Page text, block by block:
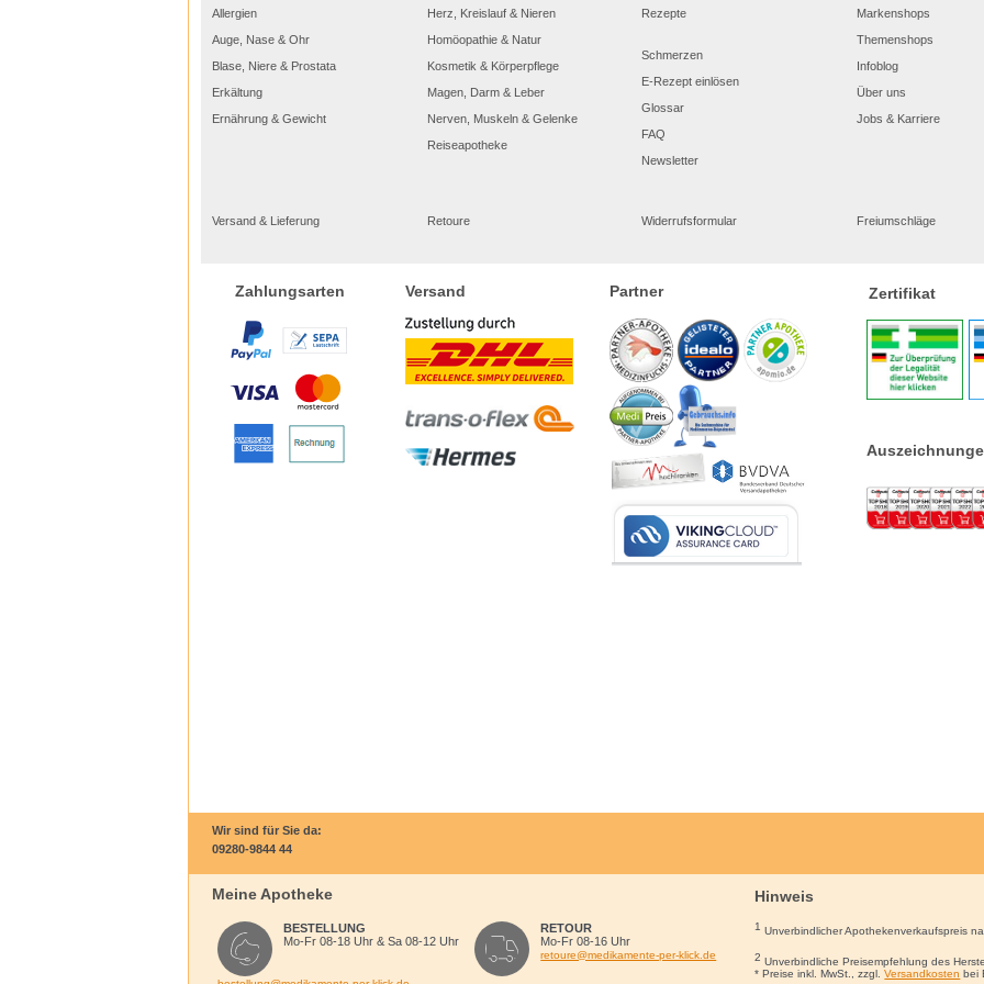
Allergien
Auge, Nase & Ohr
Blase, Niere & Prostata
Erkältung
Ernährung & Gewicht
Herz, Kreislauf & Nieren
Homöopathie & Natur
Kosmetik & Körperpflege
Magen, Darm & Leber
Nerven, Muskeln & Gelenke
Reiseapotheke
Rezepte
Schmerzen
E-Rezept einlösen
Glossar
FAQ
Newsletter
Markenshops
Themenshops
Infoblog
Über uns
Jobs & Karriere
Versand & Lieferung Retoure Widerrufsformular Freiumschläge
Zahlungsarten Versand Partner Zertifikat
Wir sind für Sie da:
09280-9844 44
Meine Apotheke
BESTELLUNG
Mo-Fr 08-18 Uhr & Sa 08-12 Uhr
RETOUR
Mo-Fr 08-16 Uhr
retoure@medikamente-per-klick.de
Hinweis
1 Unverbindlicher Apothekenverkaufspreis
2 Unverbindliche Preisempfehlung des
* Preise inkl. MwSt., zzgl.Versandkosten bei